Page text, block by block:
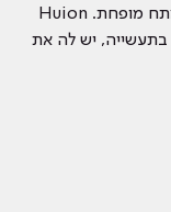
לעבוד על המכשיר לתקופה ארוכה יותר עם מתח מופחת. Huion
בתעשייה, יש לה את